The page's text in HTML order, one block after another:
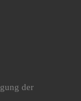
der